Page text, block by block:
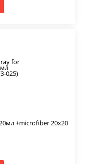
+microfiber 20х20